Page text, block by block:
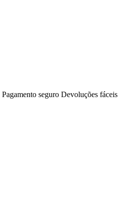
Pagamento seguro Devoluções fáceis